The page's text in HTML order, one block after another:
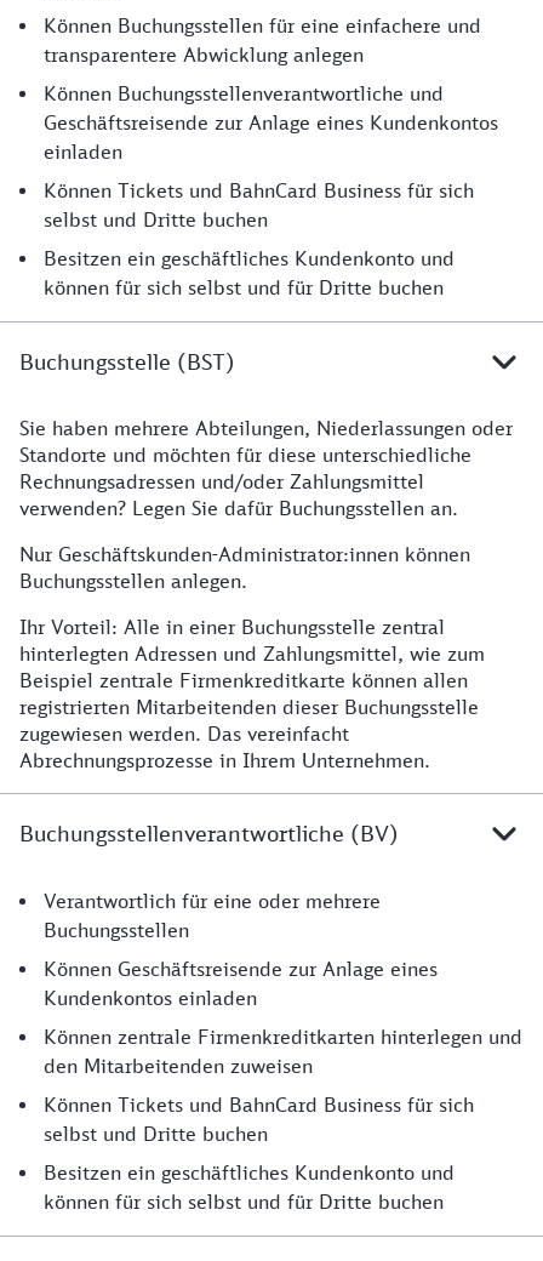
Können Buchungsstellen für eine einfachere und
transparentere Abwicklung anlegen
Können Buchungsstellenverantwortliche und
Geschäftsreisende zur Anlage eines Kundenkontos
einladen
Können Tickets und BahnCard Business für sich
selbst und Dritte buchen
Besitzen ein geschäftliches Kundenkonto und
können für sich selbst und für Dritte buchen
Buchungsstelle (BST)
Erklärung
Sie haben mehrere Abteilungen, Niederlassungen oder
Standorte und möchten für diese unterschiedliche
Rechnungsadressen und/oder Zahlungsmittel
verwenden? Legen Sie dafür Buchungsstellen an.
Nur Geschäftskunden-Administrator:innen können
Buchungsstellen anlegen.
Ihr Vorteil: Alle in einer Buchungsstelle zentral
hinterlegten Adressen und Zahlungsmittel, wie zum
Beispiel zentrale Firmenkreditkarte können allen
registrierten Mitarbeitenden dieser Buchungsstelle
zugewiesen werden. Das vereinfacht
Abrechnungsprozesse in Ihrem Unternehmen.
Buchungsstellenverantwortliche (BV)
Erklärung
Verantwortlich für eine oder mehrere
Buchungsstellen
Können Geschäftsreisende zur Anlage eines
Kundenkontos einladen
Können zentrale Firmenkreditkarten hinterlegen und
den Mitarbeitenden zuweisen
Können Tickets und BahnCard Business für sich
selbst und Dritte buchen
Besitzen ein geschäftliches Kundenkonto und
können für sich selbst und für Dritte buchen